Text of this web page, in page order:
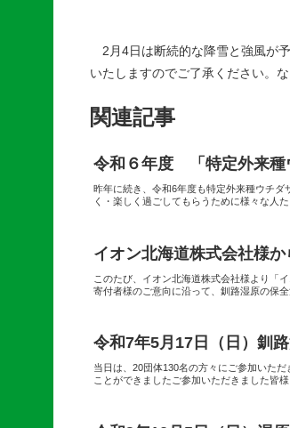
2月4日は断続的な降雪と強風が
いたしますのでご了承ください。
関連記事
令和６年度 「特定外来
昨年に続き、令和6年度も特定外来種ウチ
く・楽しく過ごしてもらうために様々な人
イオン北海道株式会社様
このたび、イオン北海道株式会社様より「
寄付者様のご意向に沿って、釧路湿原の保
令和7年5月17日（日）釧
当日は、20団体130名の方々にご参加いた
ことができましたご参加いただきました皆